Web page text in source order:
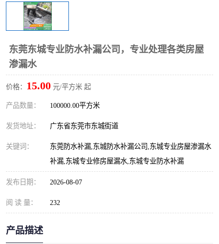
东莞东城专业防水补漏公司，专业处理各类房屋
渗漏水
价格： 15.00 元/平方米 起
产品数量： 100000.00平方米
发货地址： 广东省东莞市东城街道
关键词：
东莞防水补漏,东城防水补漏公司,东城专业房屋渗漏水
补漏,东城专业修房屋漏水,东城专业防水补漏
发布日期： 2026-08-07
阅 读 量： 232
产品描述